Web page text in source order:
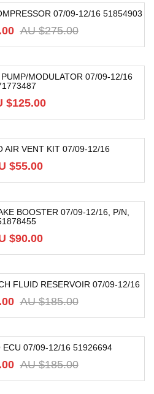
07/09-12/16 51854903
AU $275.00
MODULATOR 07/09-12/16
$125.00
AIR VENT KIT 07/09-12/16
$55.00
BOOSTER 07/09-12/16, P/N,
$90.00
FLUID RESERVOIR 07/09-12/16
AU $185.00
ECU 07/09-12/16 51926694
AU $185.00